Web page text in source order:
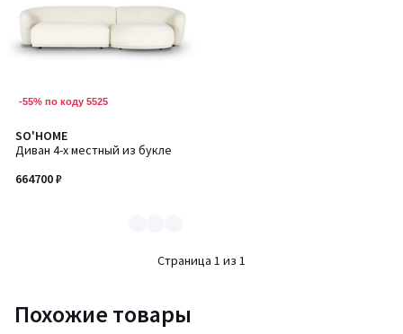
-55% по коду 5525
SO'HOME
Диван 4-х местный из букле
664700 ₽
Количество
цветов:
6
Страница 1 из 1
Похожие товары